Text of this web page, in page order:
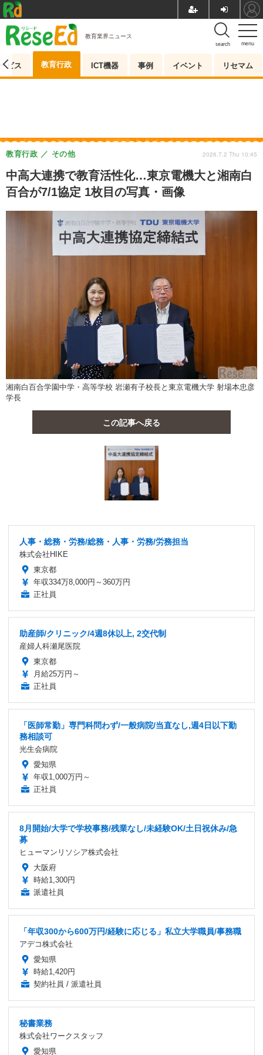
menu
search
教育業界ニュース
ビス 教育行政 ICT機器 事例 イベント リセマム
中高大連携で教育活性化…東京電機大と湘南白
百合が7/1協定 1枚目の写真・画像
教育行政 その他 2026.7.2 Thu 10:45
湘南白百合学園中学・高等学校 岩瀬有子校長と東京電機大学 射場本忠彦
学長
この記事へ戻る
人事・総務・労務/総務・人事・労務/労務担当
株式会社HIKE
東京都
年収334万8,000円～360万円
正社員
助産師/クリニック/4週8休以上, 2交代制
産婦人科瀬尾医院
東京都
月給25万円～
正社員
「医師常勤」専門科問わず/一般病院/当直なし,週4日以下勤
務相談可
光生会病院
愛知県
年収1,000万円～
正社員
8月開始/大学で学校事務/残業なし/未経験OK/土日祝休み/急
募
ヒューマンリソシア株式会社
大阪府
時給1,300円
派遣社員
「年収300から600万円/経験に応じる」私立大学職員/事務職
アデコ株式会社
愛知県
時給1,420円
契約社員 / 派遣社員
秘書業務
株式会社ワークスタッフ
愛知県